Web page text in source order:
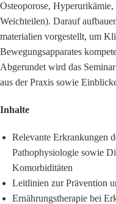
Osteoporose,
Weichteilen). Darauf
materialien vorgestellt, um
Bewegungsapparates
Abgerundet wird das
aus der Praxis sowie
Inhalte
Relevante Erkrankungen
Pathophysiologie sowie
Komorbiditäten
Leitlinien zur Prävention
Ernährungstherapie bei